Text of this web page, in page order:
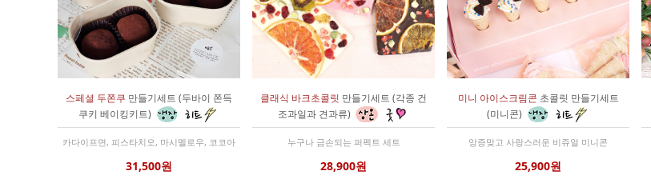
스페셜 두쫀쿠 만들기세트 (두바이 쫀득
쿠키 베이킹키트)
카다이프면, 피스타치오, 마시멜로우, 코코아
31,500원
클래식 바크초콜릿 만들기세트 (각종 건
조과일과 견과류)
누구나 금손되는 퍼펙트 세트
28,900원
미니 아이스크림콘 초콜릿 만들기세트
(미니콘)
앙증맞고 사랑스러운 비쥬얼 미니콘
25,900원